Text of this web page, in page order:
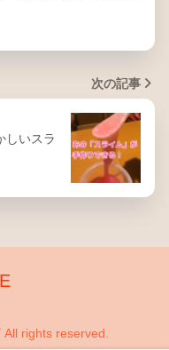
次の記事
しいスラ
rights reserved.